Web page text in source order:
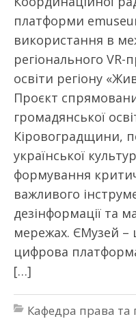
платформи
використання в
регіонального VR-
освіти регіону
Проєкт
громадянської
Кіровоградщини,
української
формування
важливого
дезінформації та
мережах. ЄМузей –
цифрова
[…]
Кафедра права та